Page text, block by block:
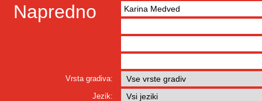
Napredno
Vrsta gradiva:
Jezik: